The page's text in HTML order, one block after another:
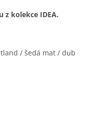
z kolekce IDEA.
/ šedá mat / dub